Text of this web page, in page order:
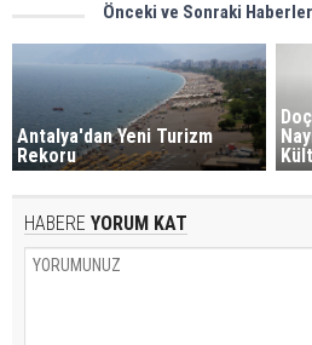
Önceki ve Sonraki Haberler
Antalya'dan Yeni Turizm
Rekoru
HABERE YORUM KAT